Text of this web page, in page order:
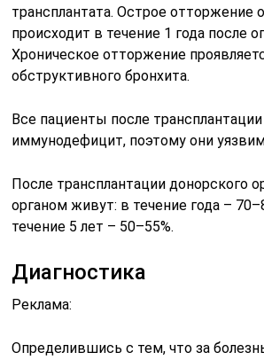
трансплантата. Острое отторжение
происходит в течение 1 года после
Хроническое отторжение
обструктивного бронхита.
Все пациенты после
иммунодефицит, поэтому они
После трансплантации донорского
органом живут: в течение года –
течение 5 лет – 50–55%.
Диагностика
Реклама:
Определившись с тем, что за